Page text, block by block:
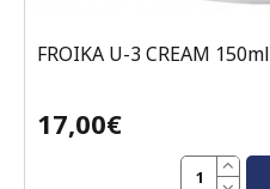
FROIKA U-3 CREAM 150ml
17,00€